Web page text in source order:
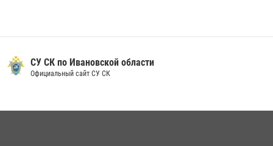
более 250 единиц оружия
08 июля 2026, 09:39
схожий с гранатой
СУ СК по Ивановской области
Официальный сайт СУ СК